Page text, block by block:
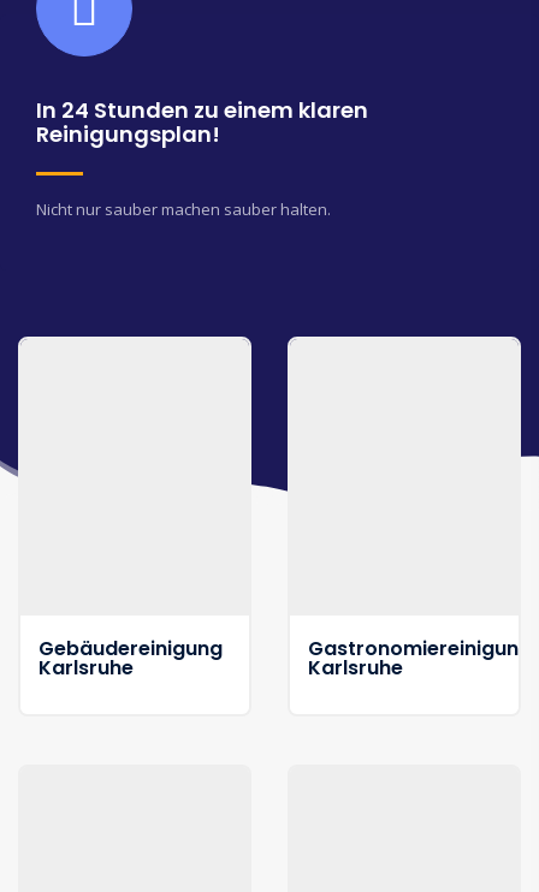
In 24 Stunden zu einem klaren
Reinigungsplan!
Nicht nur sauber machen sauber halten.
Gebäudereinigung
Karlsruhe
Gastronomiereinigung
Karlsruhe